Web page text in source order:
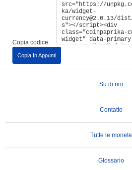
Copia codice:
Copia In Appunti
Su di noi
Contatto
Tutte le monete
Glossario